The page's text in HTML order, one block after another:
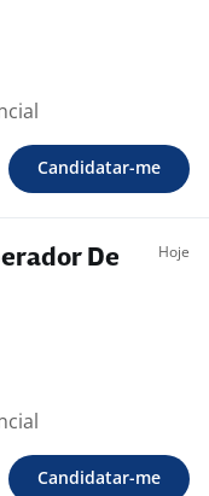
Candidatar-me
De
Hoje
Candidatar-me